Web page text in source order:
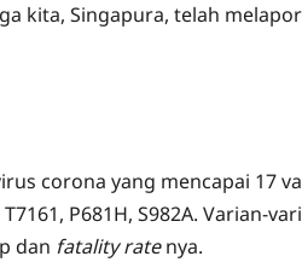
kita, Singapura, telah
corona yang mencapai 17
P681H, S982A. Varian-
dan fatality ratenya.